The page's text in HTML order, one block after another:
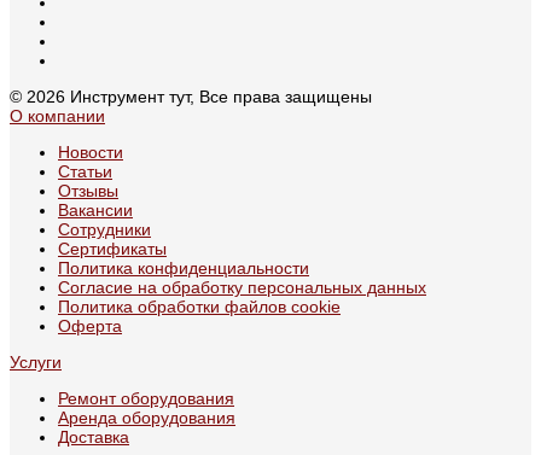
© 2026 Инструмент тут, Все права защищены
О компании
Новости
Статьи
Отзывы
Вакансии
Сотрудники
Сертификаты
Политика конфиденциальности
Согласие на обработку персональных данных
Политика обработки файлов cookie
Оферта
Услуги
Ремонт оборудования
Аренда оборудования
Доставка